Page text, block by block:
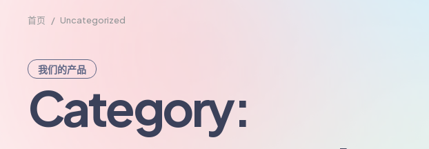
首页 / Uncategorized
我们的产品
Category: